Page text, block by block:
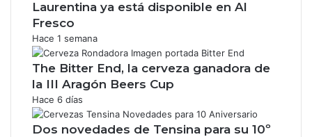
Laurentina ya está disponible en Al
Fresco
Hace 1 semana
The Bitter End, la cerveza ganadora de
la III Aragón Beers Cup
Hace 6 días
Dos novedades de Tensina para su 10º